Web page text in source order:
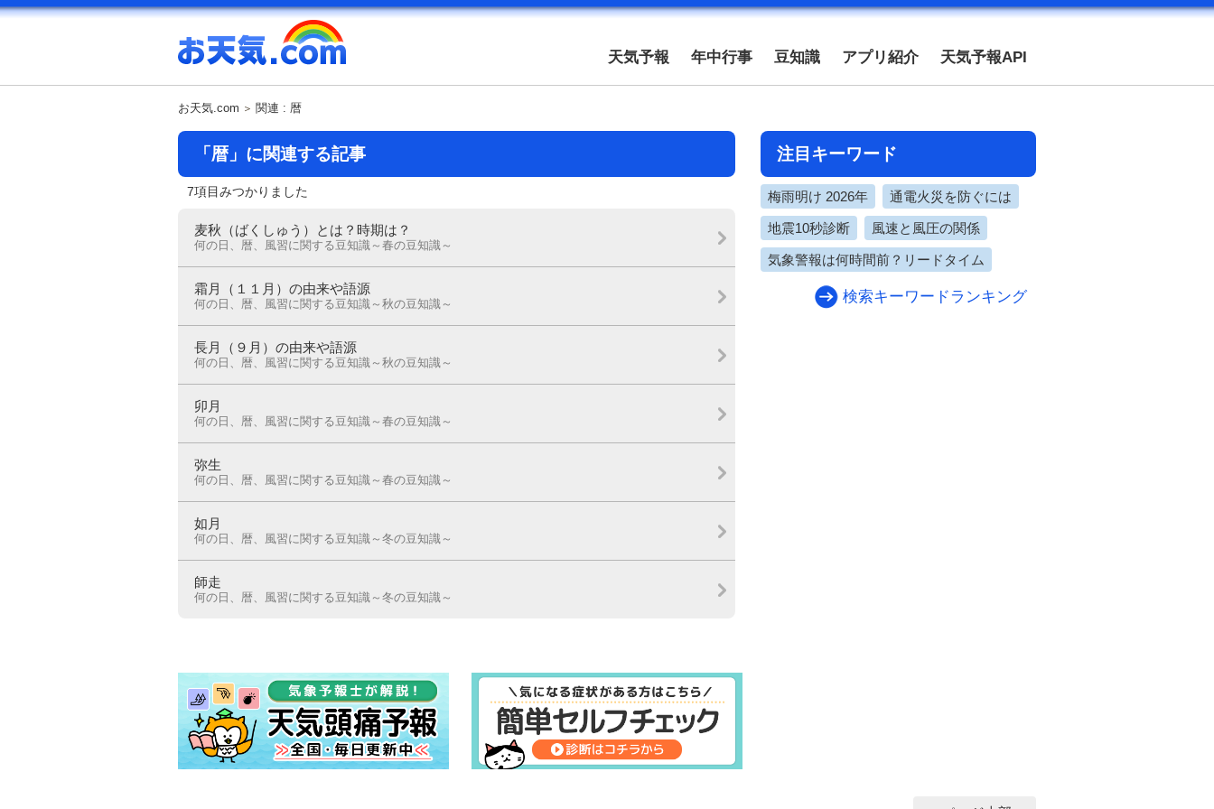
天気予報 年中行事 豆知識 アプリ紹介 天気予報API
お天気.com 関連 : 暦
「暦」に関連する記事
7項目みつかりました
麦秋（ばくしゅう）とは？時期は？
何の日、暦、風習に関する豆知識～春の豆知識～
霜月（１１月）の由来や語源
何の日、暦、風習に関する豆知識～秋の豆知識～
長月（９月）の由来や語源
何の日、暦、風習に関する豆知識～秋の豆知識～
卯月
何の日、暦、風習に関する豆知識～春の豆知識～
弥生
何の日、暦、風習に関する豆知識～春の豆知識～
如月
何の日、暦、風習に関する豆知識～冬の豆知識～
師走
何の日、暦、風習に関する豆知識～冬の豆知識～
注目キーワード
梅雨明け 2026年 通電火災を防ぐには
地震10秒診断 風速と風圧の関係
気象警報は何時間前？リードタイム
検索キーワードランキング